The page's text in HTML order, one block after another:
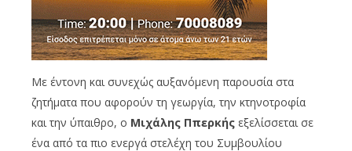
Με έντονη και συνεχώς αυξανόμενη παρουσία στα
ζητήματα που αφορούν τη γεωργία, την κτηνοτροφία
και την ύπαιθρο, ο Μιχάλης Ππερκής εξελίσσεται σε
ένα από τα πιο ενεργά στελέχη του Συμβουλίου